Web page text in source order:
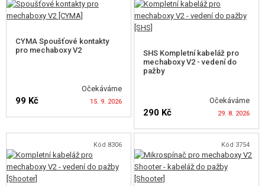
KULISY PŘEPÍNAČE
VNITŘNÍ DÍLY PŘEPÍNAČE STŘELBY
HOP-UP KOMORY, ZÁMKY HLAVNĚ
HLAVNĚ VNITŘNÍ AEG
MOTORY, PASTORKY
CYMA Spoušťové kontakty
pro mechaboxy V2
Očekáváme
99 Kč 15. 9. 2026
HLÍDAT DOSTUPNOST
SHS Kompletní kabeláž pro
mechaboxy V2 - vedení do
pažby
Očekáváme
290 Kč 29. 8. 2026
HLÍDAT DOSTUPNOST
Kód 8306 Kód 3754